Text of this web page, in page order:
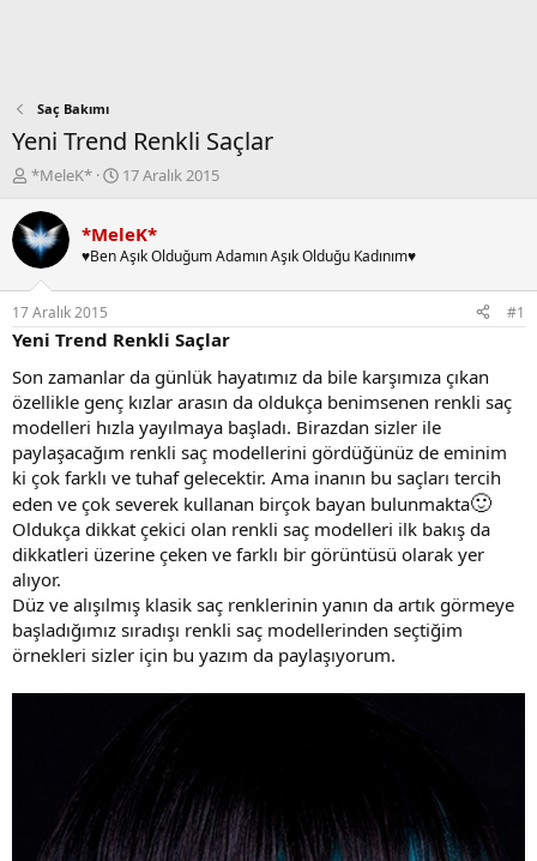
Saç Bakımı
Yeni Trend Renkli Saçlar
K
n
b
u
y
u
b
a
l
a
t
a
n
*MeleK*
B
l
a
ı
ç
r
i
h
i
17 Aralık 2015
*MeleK*
♥Ben Aşık Olduğum Adamın Aşık Olduğu Kadınım♥
17 Aralık 2015 #1
Yeni Trend Renkli Saçlar
Son zamanlar da günlük hayatımız da bile karşımıza çıkan
özellikle genç kızlar arasın da oldukça benimsenen renkli saç
modelleri hızla yayılmaya başladı. Birazdan sizler ile
paylaşacağım renkli saç modellerini gördüğünüz de eminim
ki çok farklı ve tuhaf gelecektir. Ama inanın bu saçları tercih
eden ve çok severek kullanan birçok bayan bulunmakta🙂
Oldukça dikkat çekici olan renkli saç modelleri ilk bakış da
dikkatleri üzerine çeken ve farklı bir görüntüsü olarak yer
alıyor.
Düz ve alışılmış klasik saç renklerinin yanın da artık görmeye
başladığımız sıradışı renkli saç modellerinden seçtiğim
örnekleri sizler için bu yazım da paylaşıyorum.